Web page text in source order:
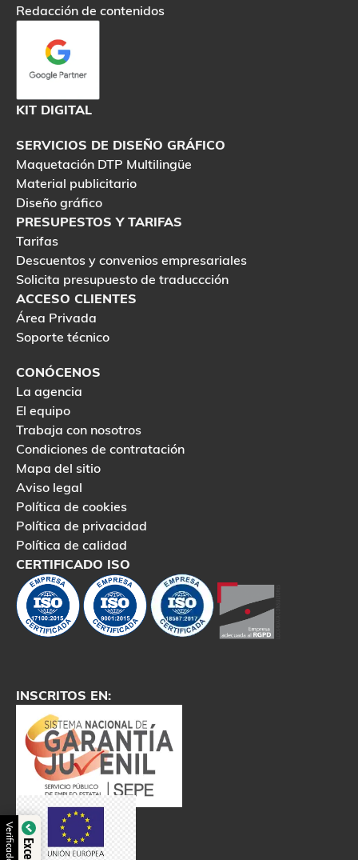
Redacción de contenidos
KIT DIGITAL
SERVICIOS DE DISEÑO GRÁFICO
Maquetación DTP Multilingüe
Material publicitario
Diseño gráfico
PRESUPESTOS Y TARIFAS
Tarifas
Descuentos y convenios empresariales
Solicita presupuesto de traduccción
ACCESO CLIENTES
Área Privada
Soporte técnico
CONÓCENOS
La agencia
El equipo
Trabaja con nosotros
Condiciones de contratación
Mapa del sitio
Aviso legal
Política de cookies
Política de privacidad
Política de calidad
CERTIFICADO ISO
INSCRITOS EN: